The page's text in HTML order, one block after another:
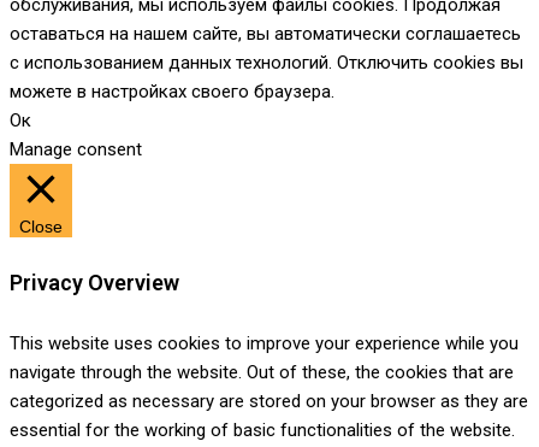
обслуживания, мы используем файлы cookies. Продолжая
оставаться на нашем сайте, вы автоматически соглашаетесь
с использованием данных технологий. Отключить cookies вы
можете в настройках своего браузера.
Ок
Manage consent
Close
Privacy Overview
This website uses cookies to improve your experience while you
navigate through the website. Out of these, the cookies that are
categorized as necessary are stored on your browser as they are
essential for the working of basic functionalities of the website.